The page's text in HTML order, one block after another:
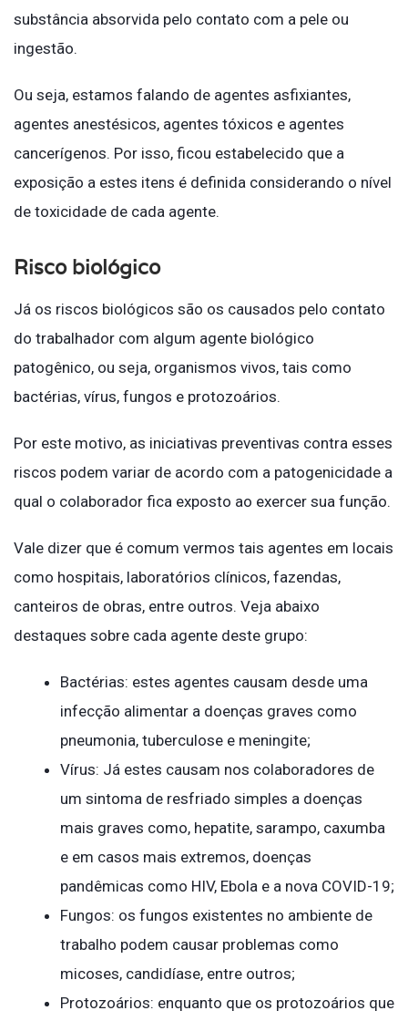
substância absorvida pelo contato com a pele ou
ingestão.
Ou seja, estamos falando de agentes asfixiantes,
agentes anestésicos, agentes tóxicos e agentes
cancerígenos. Por isso, ficou estabelecido que a
exposição a estes itens é definida considerando o nível
de toxicidade de cada agente.
Risco biológico
Já os riscos biológicos são os causados pelo contato
do trabalhador com algum agente biológico
patogênico, ou seja, organismos vivos, tais como
bactérias, vírus, fungos e protozoários.
Por este motivo, as iniciativas preventivas contra esses
riscos podem variar de acordo com a patogenicidade a
qual o colaborador fica exposto ao exercer sua função.
Vale dizer que é comum vermos tais agentes em locais
como hospitais, laboratórios clínicos, fazendas,
canteiros de obras, entre outros. Veja abaixo
destaques sobre cada agente deste grupo:
Bactérias: estes agentes causam desde uma
infecção alimentar a doenças graves como
pneumonia, tuberculose e meningite;
Vírus: Já estes causam nos colaboradores de
um sintoma de resfriado simples a doenças
mais graves como, hepatite, sarampo, caxumba
e em casos mais extremos, doenças
pandêmicas como HIV, Ebola e a nova COVID-19;
Fungos: os fungos existentes no ambiente de
trabalho podem causar problemas como
micoses, candidíase, entre outros;
Protozoários: enquanto que os protozoários que